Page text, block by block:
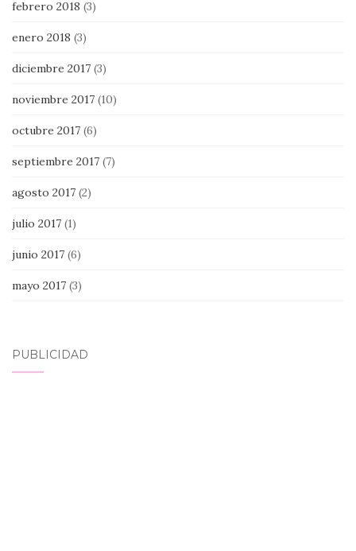
febrero 2018 (3)
enero 2018 (3)
diciembre 2017 (3)
noviembre 2017 (10)
octubre 2017 (6)
septiembre 2017 (7)
agosto 2017 (2)
julio 2017 (1)
junio 2017 (6)
mayo 2017 (3)
PUBLICIDAD